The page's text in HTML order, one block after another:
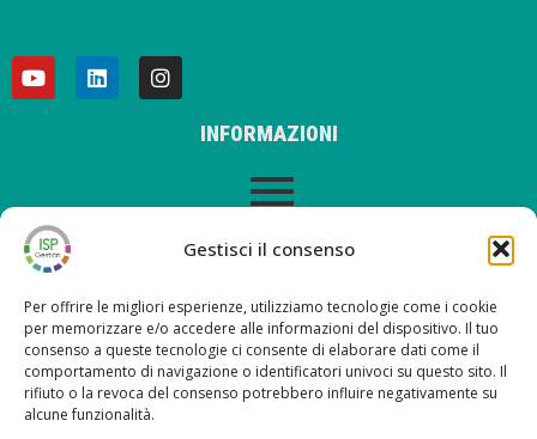
Gestisci il consenso
Per offrire le migliori esperienze, utilizziamo tecnologie come i cookie
per memorizzare e/o accedere alle informazioni del dispositivo. Il tuo
consenso a queste tecnologie ci consente di elaborare dati come il
comportamento di navigazione o identificatori univoci su questo sito. Il
rifiuto o la revoca del consenso potrebbero influire negativamente su
alcune funzionalità.
INFORMAZIONI
AVVISO LEGALE
ULTIMI POST SUL NOSTRO BLOG